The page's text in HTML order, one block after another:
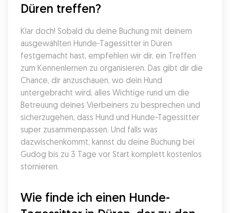
Düren treffen?
Klar doch! Sobald du deine Buchung mit deinem
ausgewählten Hunde-Tagessitter in Düren
festgemacht hast, empfehlen wir dir, ein Treffen
zum Kennenlernen zu organisieren. Das gibt dir die
Chance, dir anzuschauen, wo dein Hund
untergebracht wird, alles Wichtige rund um die
Betreuung deines Vierbeiners zu besprechen und
sicherzugehen, dass Hund und Hunde-Tagessitter
super zusammenpassen. Und falls was
dazwischenkommt, kannst du deine Buchung bei
Gudog bis zu 3 Tage vor Start komplett kostenlos
stornieren.
Wie finde ich einen Hunde-